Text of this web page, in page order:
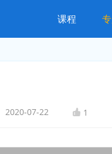
课程
2020-07-22 1